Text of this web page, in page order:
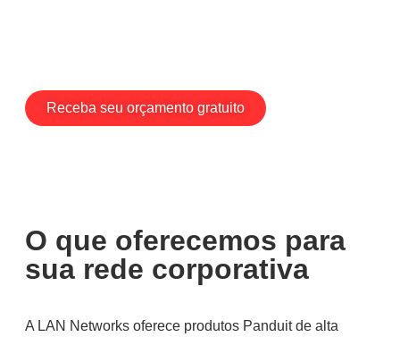
Receba seu orçamento gratuito
O que oferecemos para
sua rede corporativa
A LAN Networks oferece produtos Panduit de alta